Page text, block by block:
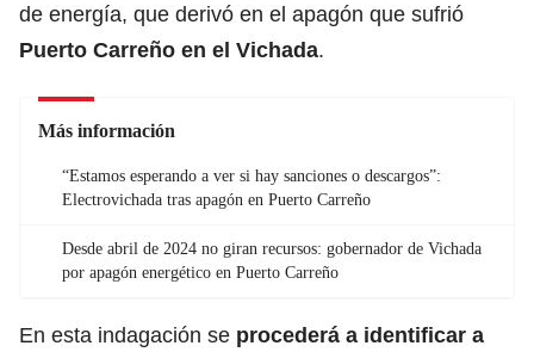
de energía, que derivó en el apagón que sufrió
Puerto Carreño en el Vichada.
Más información
“Estamos esperando a ver si hay sanciones o descargos”:
Electrovichada tras apagón en Puerto Carreño
Desde abril de 2024 no giran recursos: gobernador de Vichada
por apagón energético en Puerto Carreño
En esta indagación se procederá a identificar a